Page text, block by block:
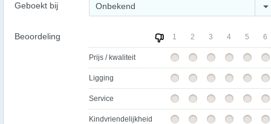
Geboekt bij Onbekend
Beoordeling 1 2 3 4 5 6
Prijs / kwaliteit
Ligging
Service
Kindvriendelijkheid